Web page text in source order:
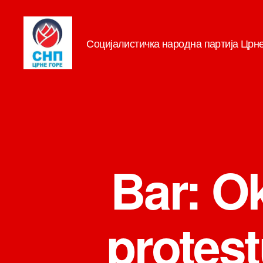
Социјалистичка народна партија
Bar: